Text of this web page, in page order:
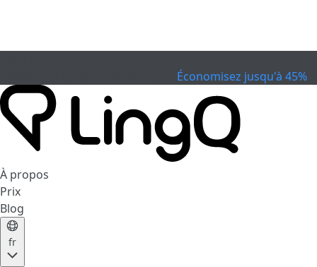
Économisez jusqu'à 45%
À propos
Prix
Blog
fr